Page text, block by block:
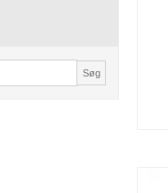
Søg